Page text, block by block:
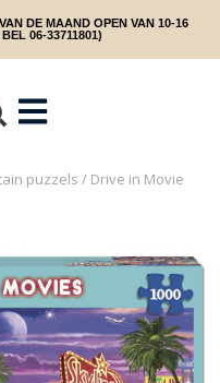
DE MAAND OPEN VAN 10-16
06-33711801)
puzzels / Drive in Movie